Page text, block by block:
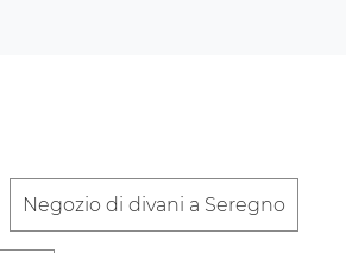
Negozio di divani a Seregno